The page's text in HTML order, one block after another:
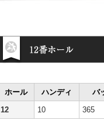
ホール ハンディ
バ
12
10 365